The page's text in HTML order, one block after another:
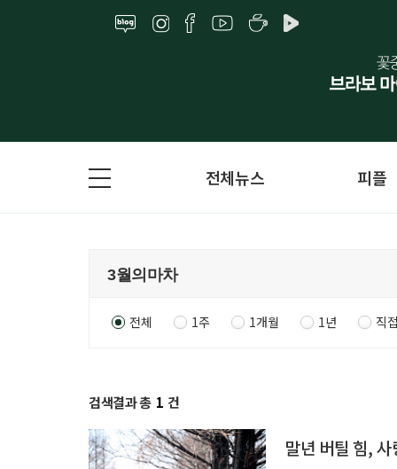
전체뉴스 피플
전체 1주 1개월 1년 직
검색결과 총 1 건
말년 버틸 힘,